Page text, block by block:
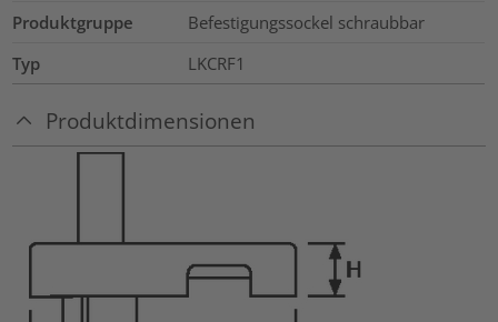
Produktgruppe
Befestigungssockel schraubbar
Typ
LKCRF1
Produktdimensionen